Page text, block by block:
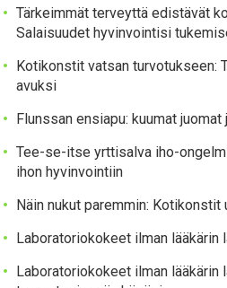
Tärkeimmät terveyttä edistävät
Salaisuudet hyvinvointisi
Kotikonstit vatsan turvotukseen:
avuksi
Flunssan ensiapu: kuumat
Tee-se-itse yrttisalva iho-
ihon hyvinvointiin
Näin nukut paremmin: Kotikonstit
Laboratoriokokeet ilman lääkärin
Laboratoriokokeet ilman lääkärin